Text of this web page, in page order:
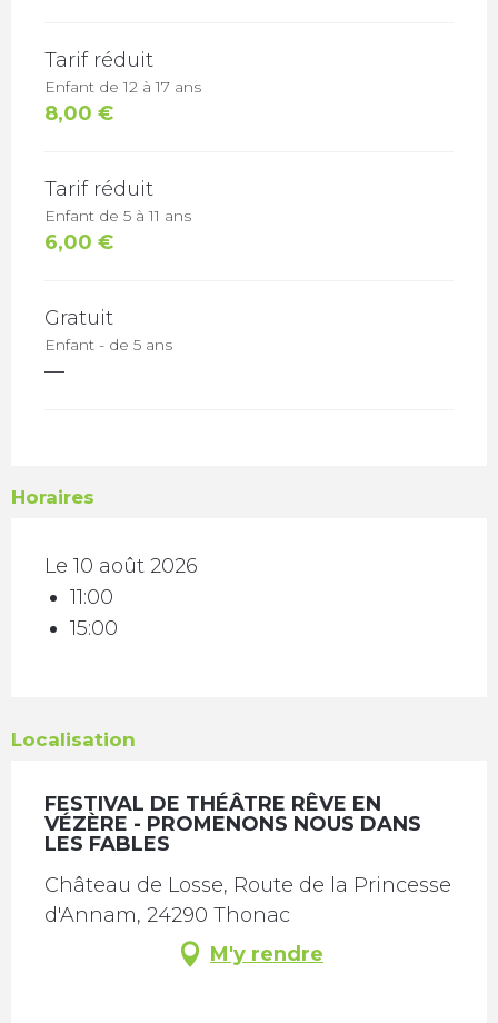
Tarif réduit
Enfant de 12 à 17 ans
8,00 €
Tarif réduit
Enfant de 5 à 11 ans
6,00 €
Gratuit
Enfant - de 5 ans
—
Horaires
Le 10 août 2026
11:00
15:00
Localisation
FESTIVAL DE THÉÂTRE RÊVE EN
VÉZÈRE - PROMENONS NOUS DANS
LES FABLES
Château de Losse, Route de la Princesse
d'Annam, 24290 Thonac
M'y rendre